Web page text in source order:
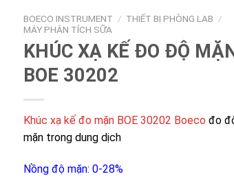
BOECO INSTRUMENT / THIẾT BỊ PHÒNG LAB /
MÁY PHÂN TÍCH SỮA
KHÚC XẠ KẾ ĐO ĐỘ
BOE 30202
Khúc xạ kế đo mặn BOE 30202 Boeco đo
mặn trong dung dịch
Nồng độ mặn: 0-28%